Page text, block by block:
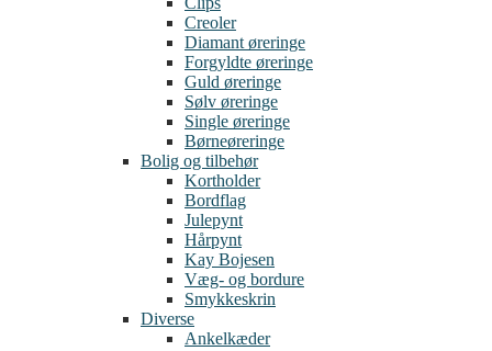
Creoler
Diamant øreringe
Forgyldte øreringe
Guld øreringe
Sølv øreringe
Single øreringe
Børneøreringe
Bolig og tilbehør
Kortholder
Bordflag
Julepynt
Hårpynt
Kay Bojesen
Væg- og bordure
Smykkeskrin
Diverse
Ankelkæder